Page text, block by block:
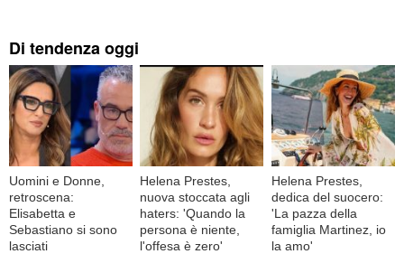
Di tendenza oggi
Uomini e Donne,
retroscena:
Elisabetta e
Sebastiano si sono
lasciati
Helena Prestes,
nuova stoccata agli
haters: 'Quando la
persona è niente,
l'offesa è zero'
Helena Prestes,
dedica del suocero:
'La pazza della
famiglia Martinez, io
la amo'